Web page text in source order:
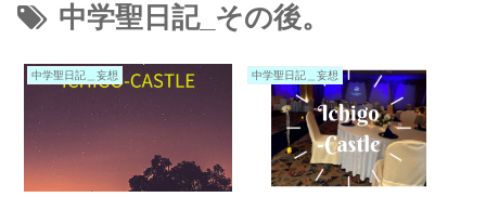
中学聖日記_その後。
中学聖日記＿妄想 中学聖日記＿妄想